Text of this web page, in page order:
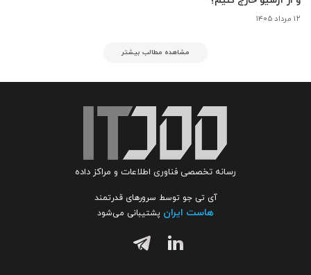
۱۲ مرداد ۱۴۰۵
مشاهده مطالب بیشتر
رسانه تخصصی فناوری اطلاعات و مراکز داده
آی تی جو توسط سرورهای قدرتمند
هاست ایران پشتیبانی می‌شود